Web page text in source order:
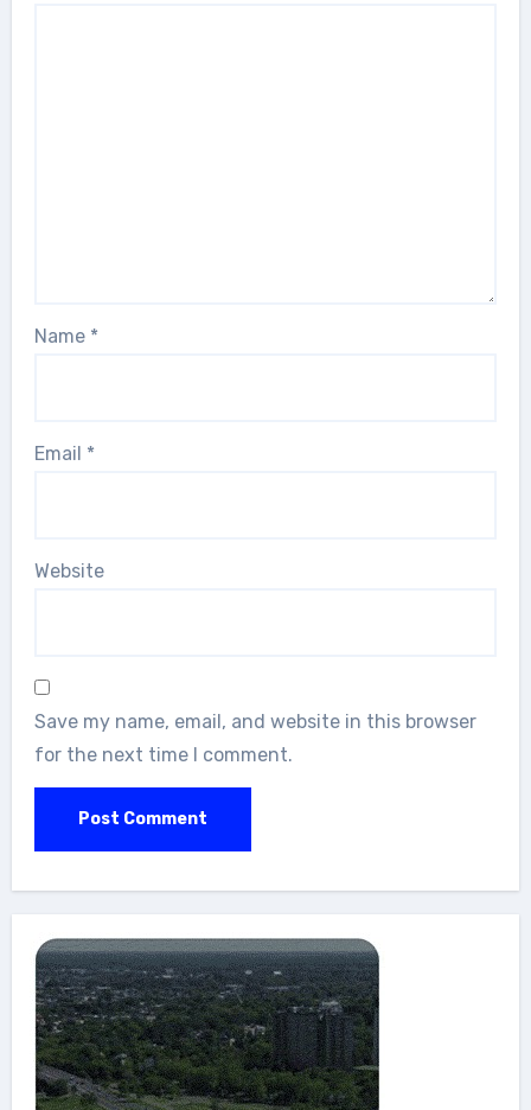
Name *
Email *
Website
Save my name, email, and website in this browser
for the next time I comment.